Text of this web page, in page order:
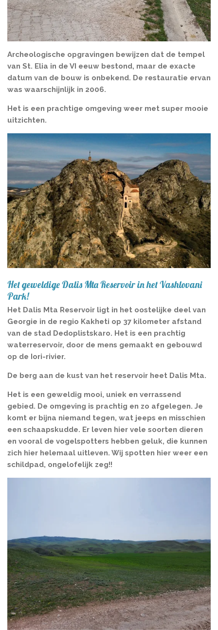
Archeologische opgravingen bewijzen dat de tempel
van St. Elia in de VI eeuw bestond, maar de exacte
datum van de bouw is onbekend. De restauratie ervan
was waarschijnlijk in 2006.
Het is een prachtige omgeving weer met super mooie
uitzichten.
Het geweldige Dalis Mta Reservoir in het Vashlovani
Park!
Het Dalis Mta Reservoir ligt in het oostelijke deel van
Georgie in de regio Kakheti op 37 kilometer afstand
van de stad Dedoplistskaro. Het is een prachtig
waterreservoir, door de mens gemaakt en gebouwd
op de Iori-rivier.
De berg aan de kust van het reservoir heet Dalis Mta.
Het is een geweldig mooi, uniek en verrassend
gebied. De omgeving is prachtig en zo afgelegen. Je
komt er bijna niemand tegen, wat jeeps en misschien
een schaapskudde. Er leven hier vele soorten dieren
en vooral de vogelspotters hebben geluk, die kunnen
zich hier helemaal uitleven. Wij spotten hier weer een
schildpad, ongelofelijk zeg!!